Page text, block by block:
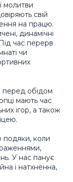
молитви
свій
на працю.
динамічні
час перерв
чи
перед обідом
мають час
ігор, а також
подяки, коли
У нас панує
і натхненна,